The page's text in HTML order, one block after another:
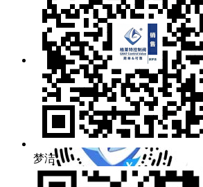
梦洁
官方微信